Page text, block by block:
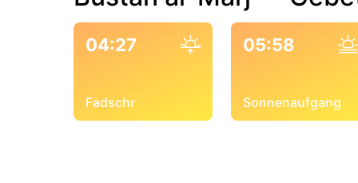
04:27
Fadschr
05:58
Sonnenaufgang